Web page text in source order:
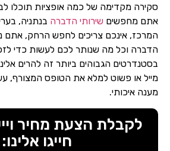
סקירה מקדימה של כמה אופציות תוכלו
אתם מחפשים שירותי הדברה בנתניה,
המרכז, אינכם צריכים לחפש הרחק, אתם
הדברה וכל מה שנותר לכם לעשות כדי
בסטנדרטים הגבוהים ביותר זה להרים
מייל או פשוט למלא את הטופס המצורף,
מענה איכותי.
לקבלת הצעת מחיר
חייגו אלינו: